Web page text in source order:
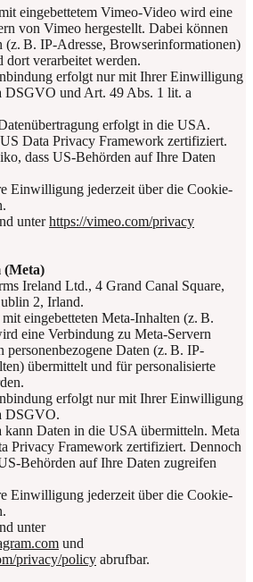
eingebettetem Vimeo-Video wird eine
von Vimeo hergestellt. Dabei können
(z. B. IP-Adresse, Browserinformationen)
dort verarbeitet werden.
erfolgt nur mit Ihrer Einwilligung
DSGVO und Art. 49 Abs. 1 lit. a
erfolgt in die USA.
Data Privacy Framework zertifiziert.
dass US-Behörden auf Ihre Daten
Einwilligung jederzeit über die Cookie-
unterhttps://vimeo.com/privacy
(Meta)
Ireland Ltd., 4 Grand Canal Square,
2, Irland.
eingebetteten Meta-Inhalten (z. B.
eine Verbindung zu Meta-Servern
personenbezogene Daten (z. B. IP-
übermittelt und für personalisierte
erfolgt nur mit Ihrer Einwilligung
DSGVO.
Daten in die USA übermitteln. Meta
Privacy Framework zertifiziert. Dennoch
Behörden auf Ihre Daten zugreifen
Einwilligung jederzeit über die Cookie-
unter
und
privacy/policy abrufbar.